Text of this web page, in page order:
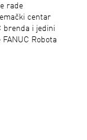
rade
centar
brenda i jedini
Robota